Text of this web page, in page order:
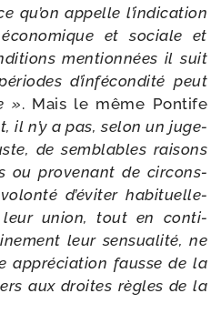
qu’on appelle l’indication
et sociale et
men­tion­nées il suit
d’infécondité peut
». Mais le même Pontife
il n’y a pas, selon un juge­
de sem­blables rai­sons
ou pro­ve­nant de cir­cons­
d’éviter habi­tuel­le­
union, tout en conti­
leur sen­sua­li­té, ne
appré­cia­tion fausse de la
aux droites règles de la